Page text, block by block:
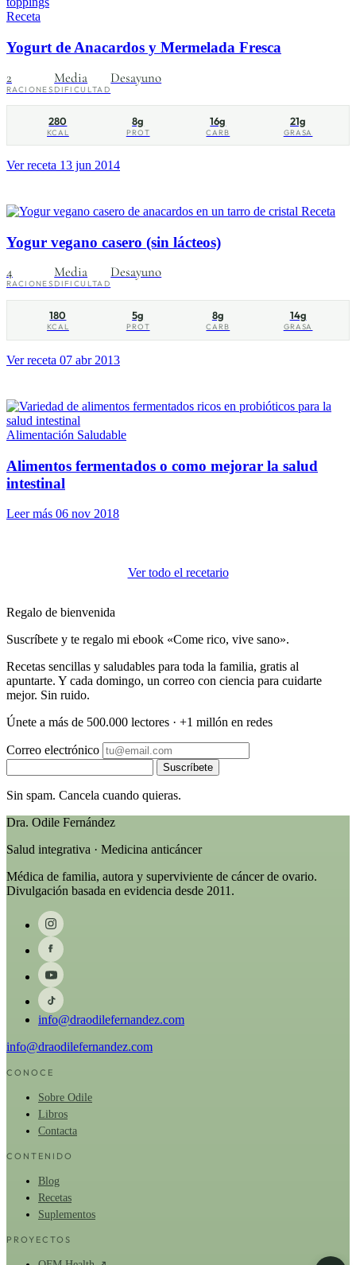
Receta
Yogurt de Anacardos y Mermelada Fresca
2
RACIONES
Media
DIFICULTAD
Desayuno
280
KCAL
8g
PROT
16g
CARB
21g
GRASA
Ver receta 13 jun 2014
Receta
Yogur vegano casero (sin lácteos)
4
RACIONES
Media
DIFICULTAD
Desayuno
180
KCAL
5g
PROT
8g
CARB
14g
GRASA
Ver receta 07 abr 2013
Alimentación Saludable
Alimentos fermentados o como mejorar la salud
intestinal
Leer más 06 nov 2018
Ver todo el recetario
Regalo de bienvenida
Suscríbete y te regalo mi ebook «Come rico, vive sano».
Recetas sencillas y saludables para toda la familia, gratis al
apuntarte. Y cada domingo, un correo con ciencia para cuidarte
mejor. Sin ruido.
Únete a más de 500.000 lectores · +1 millón en redes
Correo electrónico
Suscríbete
Sin spam. Cancela cuando quieras.
Dra. Odile Fernández
Salud integrativa · Medicina anticáncer
Médica de familia, autora y superviviente de cáncer de ovario.
Divulgación basada en evidencia desde 2011.
info@draodilefernandez.com
info@draodilefernandez.com
CONOCE
Sobre Odile
Libros
Contacta
CONTENIDO
Blog
Recetas
Suplementos
PROYECTOS